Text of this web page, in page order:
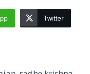
Twitter